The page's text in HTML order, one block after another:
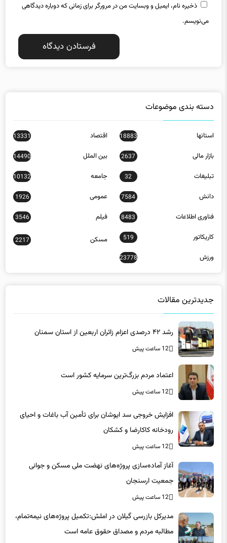
ذخیره نام، ایمیل و وبسایت من در مرورگر برای زمانی که دوباره دیدگاهی
می‌نویسم.
دسته بندی موضوعات
استانها 18883 اقتصاد 13331
بازار مالی 2637 بین الملل 14490
تبلیغات 32 جامعه 10132
دانش 7584 عمومی 1926
فناوری اطلاعات 8483 فیلم 3546
کاریکاتور 519 مسکن 2217
ورزش 23778
جدیدترین مقالات
رشد ۴۲ درصدی اعزام زائران اربعین از استان سمنان
12 ساعت پیش
اعتماد مردم بزرگ‌ترین سرمایه کشور است
12 ساعت پیش
افزایش خروجی سد ایوشان برای تأمین آب باغات و احیای
رودخانه‌ کاکارضا و کشکان
12 ساعت پیش
آغاز آماده‌سازی پروژه‌های نهضت ملی مسکن و جوانی
جمعیت ارسنجان
12 ساعت پیش
مدیرکل بازرسی گیلان در املش:تکمیل پروژه‌های نیمه‌تمام،
مطالبه مردم و مصداق حقوق عامه است